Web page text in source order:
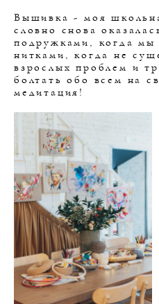
Вышивка - моя
словно снова
подружками, когда мы
нитками, когда не
взрослых проблем и
болтать обо всем на
медитация!